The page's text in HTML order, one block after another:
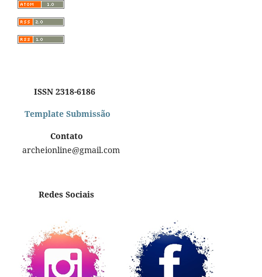
ISSN 2318-6186
Template Submissão
Contato
archeionline@gmail.com
Redes Sociais